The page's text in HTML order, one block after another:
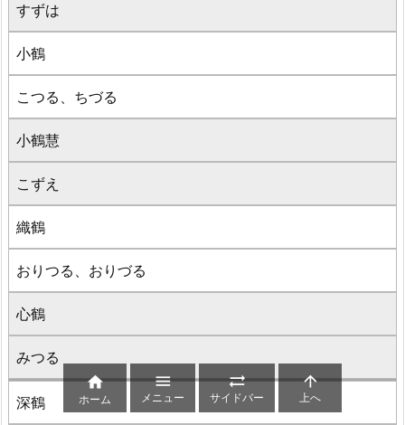
すずは
小鶴
こつる、ちづる
小鶴慧
こずえ
織鶴
おりつる、おりづる
心鶴
みつる
深鶴

ホーム

メニュー

サイドバー

上へ